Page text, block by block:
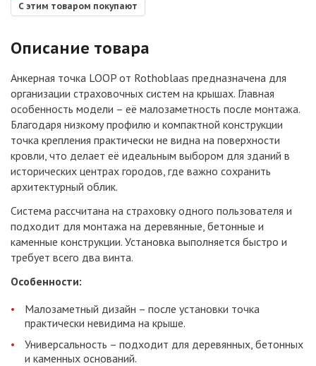
С этим товаром покупают
Описание товара
Анкерная точка LOOP от Rothoblaas предназначена для
организации страховочных систем на крышах. Главная
особенность модели – её малозаметность после монтажа.
Благодаря низкому профилю и компактной конструкции
точка крепления практически не видна на поверхности
кровли, что делает её идеальным выбором для зданий в
исторических центрах городов, где важно сохранить
архитектурный облик.
Система рассчитана на страховку одного пользователя и
подходит для монтажа на деревянные, бетонные и
каменные конструкции. Установка выполняется быстро и
требует всего два винта.
Особенности:
Малозаметный дизайн – после установки точка
практически невидима на крыше.
Универсальность – подходит для деревянных, бетонных
и каменных оснований.